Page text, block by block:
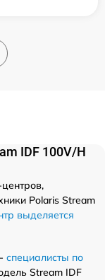
IDF 100V/H
Polaris Stream
выделяется
специалисты по
Stream IDF